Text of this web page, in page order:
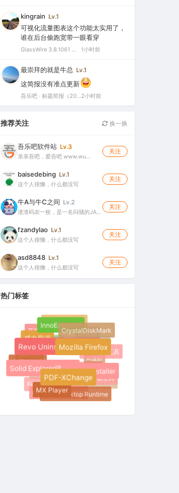
kingrain Lv.1
可视化流量图表这个功能太实用了，
谁在后台偷跑宽带一眼看穿
GlassWire 3.8.1061 中文特别版（可视化网络监控与个人防火墙） 1小时前
最崇拜的就是牛总 Lv.1
这简报没有准点更新
吾乐吧 · 标题简报（2026-08-06）2小时前
推荐关注 换一换
吾乐吧软件站 Lv.3
亲亲吾吧，爱吾吧 www.wu…
关注
baisedebing Lv.1
这个人很懒，什么都没写
关注
牛A与牛C之间 Lv.2
渣渣码农一枚，是一名闷骚的JA…
关注
fzandylao Lv.1
这个人很懒，什么都没写
关注
asd8848 Lv.1
这个人很懒，什么都没写
关注
热门标签
DesktopOK
Microsoft .NET Framework 9.0
Advanced SystemCare PRO
沙盘软件
垃圾清理
开源软件
威力导演破解版
OK影视
AI漫剧
PDF-XChange Editor Plus
PhotoDirector绿色版
Firefox
威力导演
InnoExtractor
CrystalDiskMark
系统优化工具
软件卸载工具
.NET Desktop Runtime
MX Player
Solid Explorer破解版
Revo Uninstaller破解版
Mozilla Firefox
IObit Uninstaller
PDF-XChange